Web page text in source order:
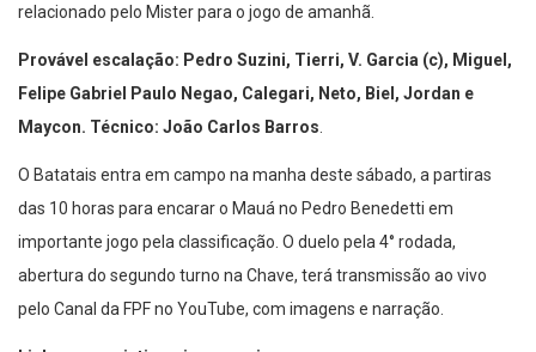
relacionado pelo Mister para o jogo de amanhã.
Provável escalação: Pedro Suzini, Tierri, V. Garcia (c), Miguel,
Felipe Gabriel Paulo Negao, Calegari, Neto, Biel, Jordan e
Maycon. Técnico: João Carlos Barros.
O Batatais entra em campo na manha deste sábado, a partiras
das 10 horas para encarar o Mauá no Pedro Benedetti em
importante jogo pela classificação. O duelo pela 4° rodada,
abertura do segundo turno na Chave, terá transmissão ao vivo
pelo Canal da FPF no YouTube, com imagens e narração.